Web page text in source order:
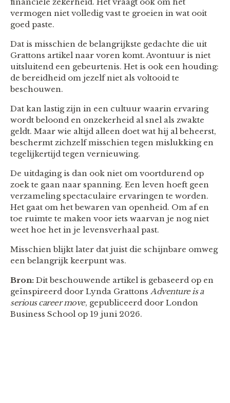
vermogen niet volledig vast te groeien in wat ooit
goed paste.
Dat is misschien de belangrijkste gedachte die uit
Grattons artikel naar voren komt. Avontuur is niet
uitsluitend een gebeurtenis. Het is ook een houding:
de bereidheid om jezelf niet als voltooid te
beschouwen.
Dat kan lastig zijn in een cultuur waarin ervaring
wordt beloond en onzekerheid al snel als zwakte
geldt. Maar wie altijd alleen doet wat hij al beheerst,
beschermt zichzelf misschien tegen mislukking en
tegelijkertijd tegen vernieuwing.
De uitdaging is dan ook niet om voortdurend op
zoek te gaan naar spanning. Een leven hoeft geen
verzameling spectaculaire ervaringen te worden.
Het gaat om het bewaren van openheid. Om af en
toe ruimte te maken voor iets waarvan je nog niet
weet hoe het in je levensverhaal past.
Misschien blijkt later dat juist die schijnbare omweg
een belangrijk keerpunt was.
Bron: Dit beschouwende artikel is gebaseerd op en
geïnspireerd door Lynda Grattons Adventure is a
serious career move, gepubliceerd door London
Business School op 19 juni 2026.